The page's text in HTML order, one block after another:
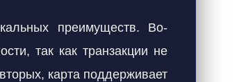
преимуществ. Во-
так как транзакции не
карта поддерживает